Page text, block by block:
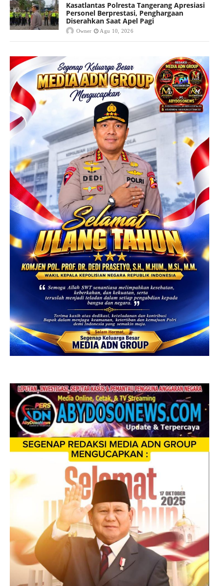
Kasatlantas Polresta Tangerang Apresiasi
Personel Berprestasi, Penghargaan
Diserahkan Saat Apel Pagi
Owner Agu 10, 2026